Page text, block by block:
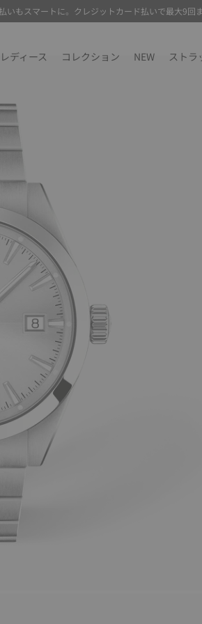
いもスマートに。クレジットカード払いで最大9回
レディース コレクション NEW ストラ